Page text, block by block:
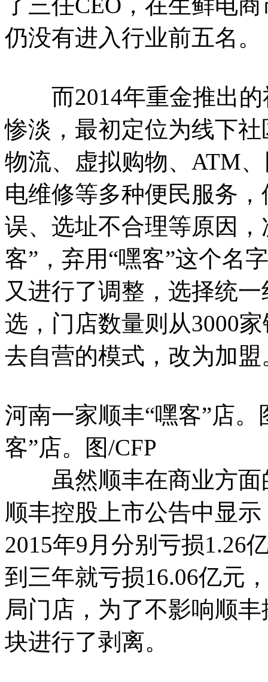
仍没有进入行业前五名。
而2014年重金推出的
惨淡，最初定位为线下
物流、虚拟购物、ATM
电维修等多种便民服务
误、选址不合理等原因
客”，弃用“嘿客”这个名
又进行了调整，选择统
选，门店数量则从3000
去自营的模式，改为加盟
河南一家顺丰“嘿客”店
客”店。图/CFP
虽然顺丰在商业方面
顺丰控股上市公告中显
2015年9月分别亏损1.26
到三年就亏损16.06亿元
局门店，为了不影响顺
块进行了剥离。